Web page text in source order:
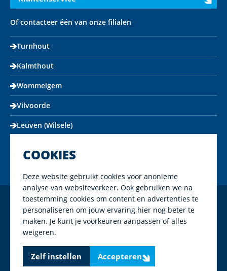
Of contacteer één van onze filialen
Turnhout
Kalmthout
Wommelgem
Vilvoorde
Leuven (Wilsele)
Copyright Mapeco 2026
Algemene voorwaarden
Privacy policy
COOKIES
Deze website gebruikt cookies voor anonieme
analyse van websiteverkeer. Ook gebruiken we na
toestemming cookies om content en advertenties te
personaliseren om jouw ervaring hier nog beter te
maken. Je kunt je voorkeuren aanpassen of alles
weigeren.
Zelf instellen Accepteren